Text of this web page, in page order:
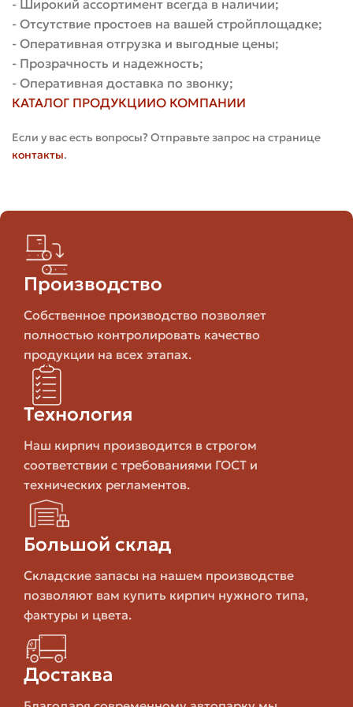
ориентировочные диапазоны цен
Ниже приведена таблица с типами кирпича, их
ключевыми характеристиками и ориентировочными
диапазонами цен. Диапазоны носят информационный
производителя и момента покупки.
Свойства
Керамический
полнотелый
хорошая
Керамический
пустотелый
Лёгче, лучше
Силикатный
Ровная
геометрия,
белый цвет
размерный
Шамотный
Обратите внимание: ценовые диапазоны даны как
ориентиры. Часто производители и дилеры
предлагают скидки при покупке паллетами, а доставка
увеличивает итоговую сумму.
Что значит "цена за 1000 штук" и "цена
- Широкий ассортимент всегда в наличии;
- Отсутствие простоев на вашей стройплощадке;
- Оперативная отгрузка и выгодные цены;
- Прозрачность и надежность;
- Оперативная доставка по звонку;
КАТАЛОГ ПРОДУКЦИИО КОМПАНИИ
Если у вас есть вопросы? Отправьте запрос на странице
контакты.
Производство
Собственное производство позволяет
полностью контролировать качество
продукции на всех этапах.
Технология
Наш кирпич производится в строгом
соответствии с требованиями ГОСТ и
технических регламентов.
Большой склад
Складские запасы на нашем производстве
позволяют вам купить кирпич нужного типа,
фактуры и цвета.
Достаква